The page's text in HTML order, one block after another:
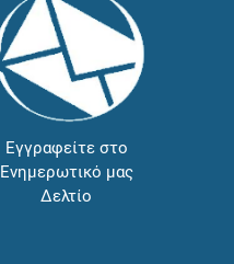
Εγγραφείτε στο
Ενημερωτικό μας
Δελτίο